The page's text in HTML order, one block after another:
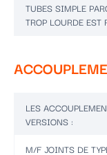
TUBES SIMPLE
TROP LOURDE EST
LES
VERSIONS :
M/F JOINTS DE